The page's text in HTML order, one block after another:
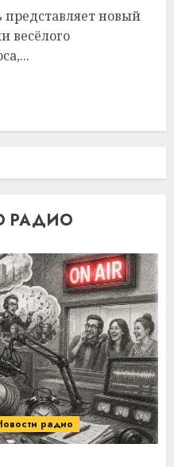
новый
весёлого
РАДИО
радио